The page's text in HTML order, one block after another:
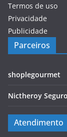
Termos de uso
Privacidade
Publicidade
Parceiros
shoplegourmet
Nictheroy
Atendimento